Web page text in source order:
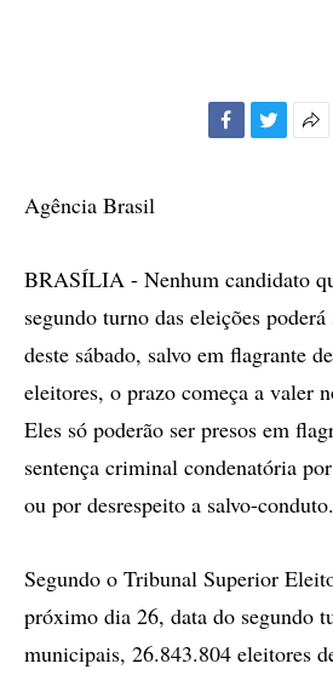
Agência Brasil
BRASÍLIA - Nenhum candidato
segundo turno das eleições
deste sábado, salvo em flagrante
eleitores, o prazo começa a valer
Eles só poderão ser presos em
sentença criminal condenatória
ou por desrespeito a salvo-conduto.
Segundo o Tribunal Superior
próximo dia 26, data do segundo
municipais, 26.843.804 eleitores